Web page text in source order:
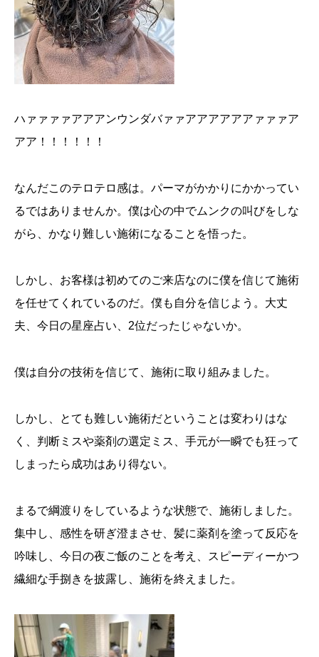
ハァァァァアアアンウンダバァァアアアアアアァァァア
アア！！！！！！
なんだこのテロテロ感は。パーマがかかりにかかってい
るではありませんか。僕は心の中でムンクの叫びをしな
がら、かなり難しい施術になることを悟った。
しかし、お客様は初めてのご来店なのに僕を信じて施術
を任せてくれているのだ。僕も自分を信じよう。大丈
夫、今日の星座占い、2位だったじゃないか。
僕は自分の技術を信じて、施術に取り組みました。
しかし、とても難しい施術だということは変わりはな
く、判断ミスや薬剤の選定ミス、手元が一瞬でも狂って
しまったら成功はあり得ない。
まるで綱渡りをしているような状態で、施術しました。
集中し、感性を研ぎ澄まさせ、髪に薬剤を塗って反応を
吟味し、今日の夜ご飯のことを考え、スピーディーかつ
繊細な手捌きを披露し、施術を終えました。